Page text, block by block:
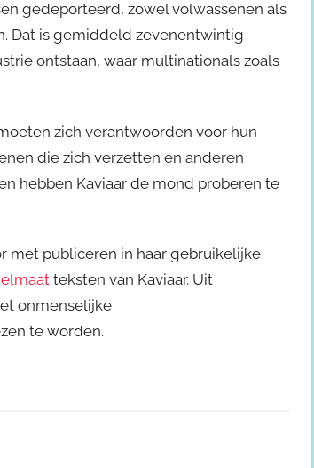
gedeporteerd, zowel volwassenen als
Dat is gemiddeld zevenentwintig
ontstaan, waar multinationals zoals
zich verantwoorden voor hun
die zich verzetten en anderen
hebben Kaviaar de mond proberen te
met publiceren in haar gebruikelijke
teksten van Kaviaar. Uit
onmenselijke
te worden.